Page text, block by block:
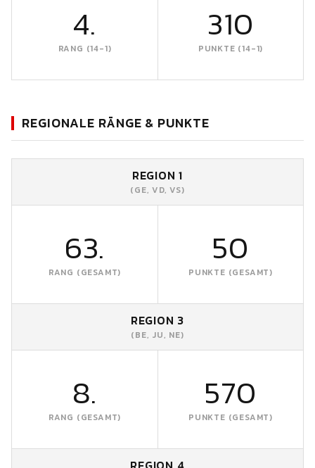
4.
RANG (14-1)
310
PUNKTE (14-1)
REGIONALE RÄNGE & PUNKTE
REGION 1
(GE, VD, VS)
63.
RANG (GESAMT)
50
PUNKTE (GESAMT)
REGION 3
(BE, JU, NE)
8.
RANG (GESAMT)
570
PUNKTE (GESAMT)